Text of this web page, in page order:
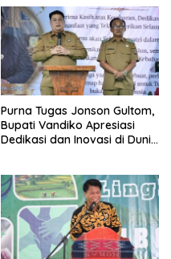
Purna Tugas Jonson Gultom,
Bupati Vandiko Apresiasi
Dedikasi dan Inovasi di Dunia